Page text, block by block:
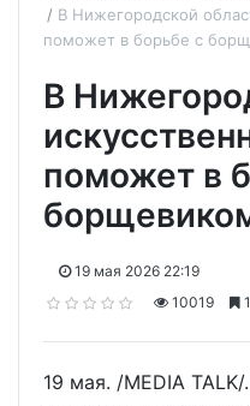
В Нижегородской
поможет в борьбе с
В
поможет в
19 мая 2026 22:19
10019
19 мая. /MEDIA